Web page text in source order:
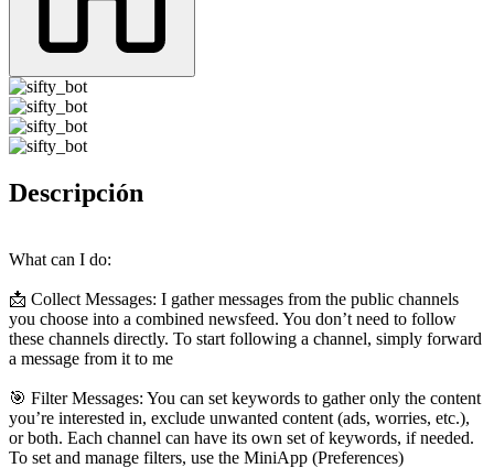
Descripción
What can I do:
📩 Collect Messages: I gather messages from the public channels
you choose into a combined newsfeed. You don’t need to follow
these channels directly. To start following a channel, simply forward
a message from it to me
🎯 Filter Messages: You can set keywords to gather only the content
you’re interested in, exclude unwanted content (ads, worries, etc.),
or both. Each channel can have its own set of keywords, if needed.
To set and manage filters, use the MiniApp (Preferences)